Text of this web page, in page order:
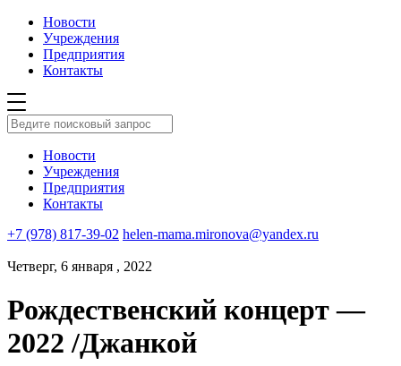
Новости
Учреждения
Предприятия
Контакты
Новости
Учреждения
Предприятия
Контакты
+7 (978) 817-39-02 helen-mama.mironova@yandex.ru
Четверг, 6 января , 2022
Рождественский концерт —
2022 /Джанкой